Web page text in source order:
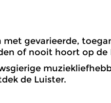
gevarieerde,
of nooit hoort op de
de Luister.